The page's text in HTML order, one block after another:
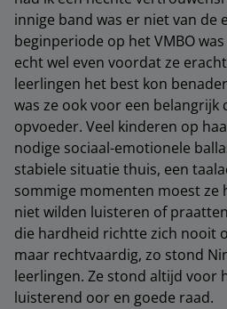
innige band was er niet van de
beginperiode op het VMBO
echt wel even voordat ze
leerlingen het best kon
was ze ook voor een belangrijk
opvoeder. Veel kinderen op
nodige sociaal-emotionele
stabiele situatie thuis, een
sommige momenten moest ze
niet wilden luisteren of
die hardheid richtte zich nooit
maar rechtvaardig, zo stond
leerlingen. Ze stond altijd voor
luisterend oor en goede raad.